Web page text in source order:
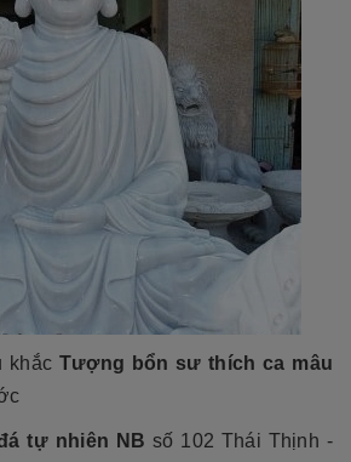
khắc Tượng bổn sư thích ca mâu
tự nhiên NB số 102 Thái Thịnh -